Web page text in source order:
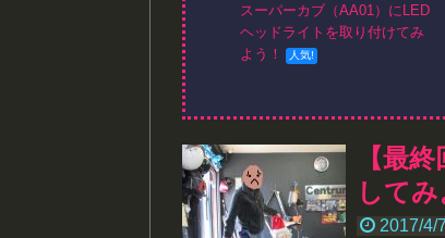
スーパーカブ（AA01）にLED
ヘッドライトを取り付けてみ
よう！
【最
してみ
2017/4/7